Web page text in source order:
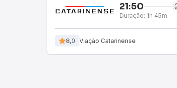
21:50
Duração: 1h 45m
8,0 Viação Catarinense